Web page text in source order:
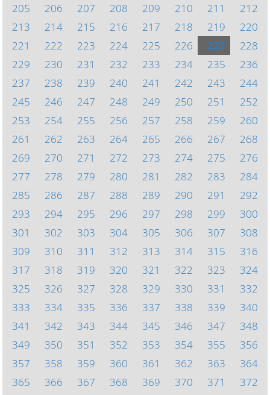
205
206 207 208 209 210 211
212
213
214 215 216 217 218 219
220
221
222 223 224 225 226 227
228
229
230 231 232 233 234 235
236
237
238 239 240 241 242 243
244
245
246 247 248 249 250 251
252
253
254 255 256 257 258 259
260
261
262 263 264 265 266 267
268
269
270 271 272 273 274 275
276
277
278 279 280 281 282 283
284
285
286 287 288 289 290 291
292
293
294 295 296 297 298 299
300
301
302 303 304 305 306 307
308
309
310 311 312 313 314 315
316
317
318 319 320 321 322 323
324
325
326 327 328 329 330 331
332
333
334 335 336 337 338 339
340
341
342 343 344 345 346 347
348
349
350 351 352 353 354 355
356
357
358 359 360 361 362 363
364
365
366 367 368 369 370 371
372